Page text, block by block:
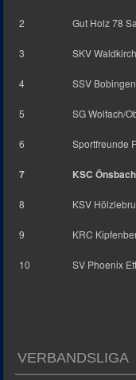
2 Gut Holz 78
3 SKV
4 SSV
5 SG Wolfach/
6 Sportfreunde
7 KSC
8 KSV
9 KRC
10 SV Phoenix